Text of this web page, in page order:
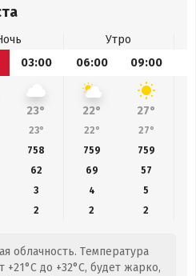
Утро
03:00 06:00 09:00
23° 22° 27°
23° 22° 27°
758 759 759
62 69 57
3 4
5
2 2 2
облачность. Температура
+21°C до +32°C, будет жарко,